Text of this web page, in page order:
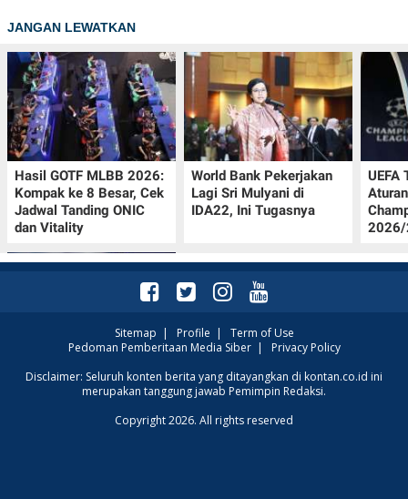
JANGAN LEWATKAN
Hasil GOTF MLBB 2026:
Kompak ke 8 Besar, Cek
Jadwal Tanding ONIC
dan Vitality
World Bank Pekerjakan
Lagi Sri Mulyani di
IDA22, Ini Tugasnya
UEFA
2026/
Krisis Migrasi Ancam
Status Maroko sebagai
Sitemap | Profile | Term of Use
Pedoman Pemberitaan Media Siber| Privacy Policy
Disclaimer: Seluruh konten berita yang ditayangkan di kontan.co.id ini
merupakan tanggung jawab Pemimpin Redaksi.
Copyright 2026. All rights reserved